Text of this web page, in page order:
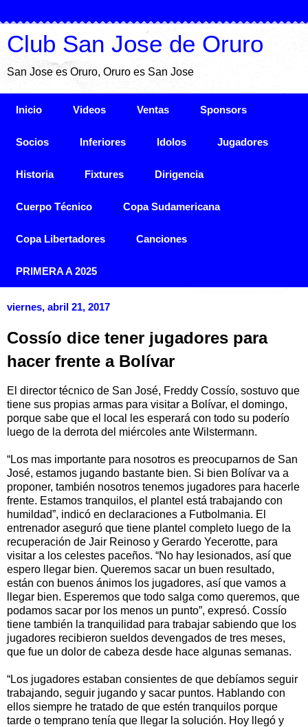
Club San Jose de Oruro
San Jose es Oruro, Oruro es San Jose
Inicio Videos Ventas Sponsors
Socios Inferiores Idolos Jugadores
Historia Fixtures Dirigencia
Cuerpo Técnico Copa Sudamericana
Copa Libertadores Canciones
PRIMERA A 2025
viernes, abril 21, 2017
Cossío dice tener jugadores para
hacer frente a Bolívar
El director técnico de San José, Freddy Cossío, sostuvo que
tiene sus propias armas para visitar a Bolívar, el domingo,
porque sabe que el local les esperará con todo su poderío
luego de la derrota del miércoles ante Wilstermann.
“Los mas importante para nosotros es preocuparnos de San
José, estamos jugando bastante bien. Si bien Bolívar va a
proponer, también nosotros tenemos jugadores para hacerle
frente. Estamos tranquilos, el plantel está trabajando con
humildad”, indicó en declaraciones a Futbolmania. El
entrenador aseguró que tiene plantel completo luego de la
recuperación de Jair Reinoso y Gerardo Yecerotte, para
visitar a los celestes paceños. “No hay lesionados, así que
espero llegar bien. Queremos sacar un buen resultado,
están con buenos ánimos los jugadores, así que vamos a
llegar bien. Esperemos que todo salga como queremos, que
podamos sacar por los menos un punto”, expresó. Cossío
tiene también la tranquilidad para trabajar sabiendo que los
jugadores recibieron sueldos devengados de tres meses,
que fue un dolor de cabeza desde hace algunas semanas.
“Los jugadores estaban consientes de que debíamos seguir
trabajando, seguir jugando y sacar puntos. Hablando con
ellos siempre he tratado de que estén tranquilos porque
tarde o temprano tenía que llegar la solución. Hoy llegó y